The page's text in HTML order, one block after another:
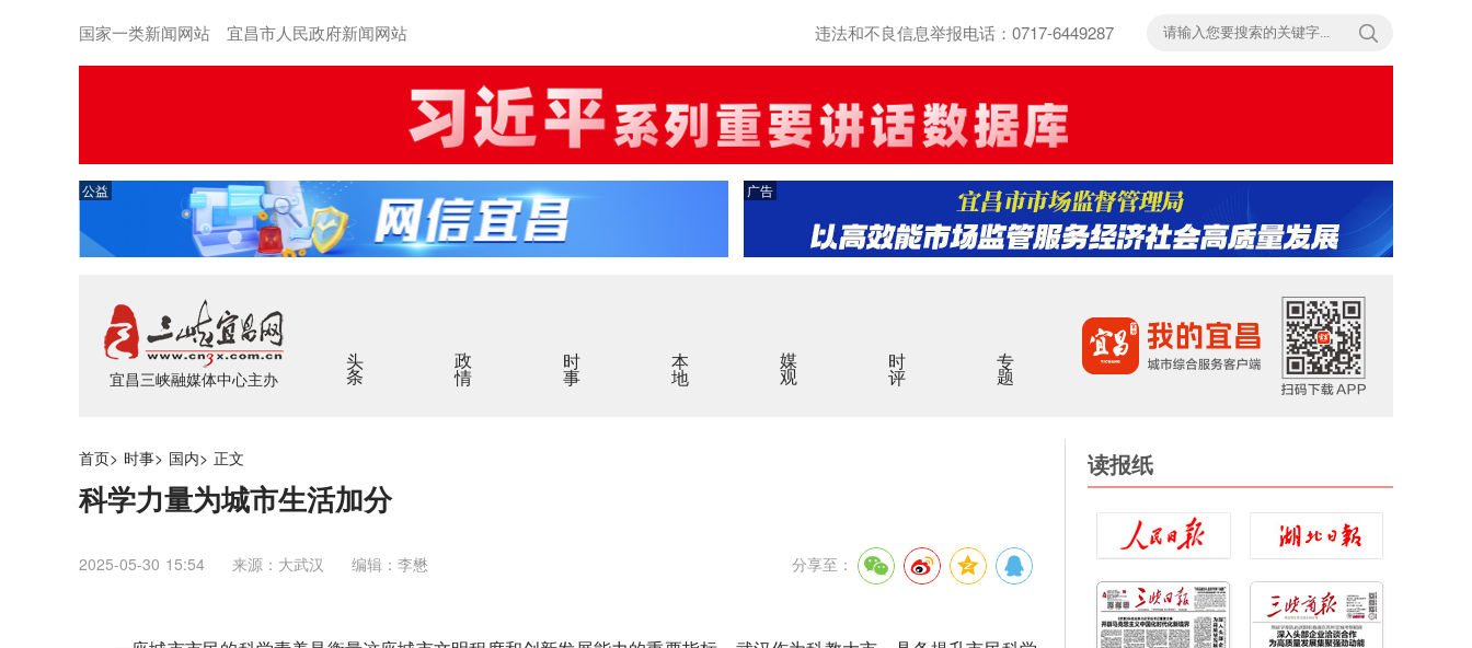
国家一类新闻网站 宜昌市人民政府新闻网站 违法和不良信息举报电话：0717-6449287
公益 广告
宜昌三峡融媒体中心主办
头条 政情 时事 本地 媒观 时评 专题
首页> 时事> 国内> 正文
科学力量为城市生活加分
2025-05-30 15:54 来源：大武汉 编辑：李懋 分享至：
读报纸